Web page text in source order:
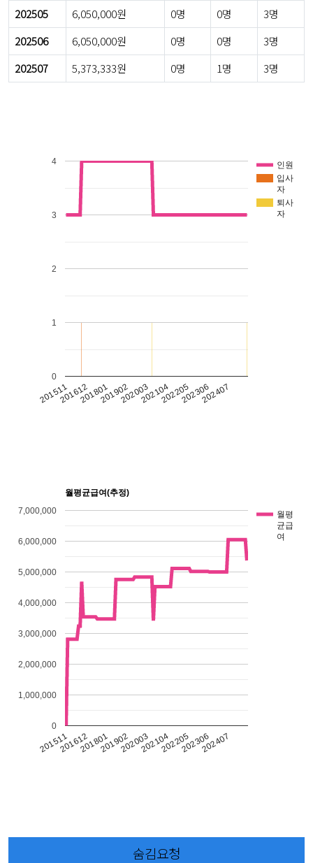
202505
6,050,000원 0명 0명
3명
202506
6,050,000원 0명 0명
3명
202507
5,373,333원 0명 1명 3명
인원
입사
자
퇴사
자
201511201612201801201902202003202104202205202306202407
0
1
2
3
4
월평균급여(추정)
월평
균급
여
201511201612201801201902202003202104202205202306202407
0
1,000,000
2,000,000
3,000,000
4,000,000
5,000,000
6,000,000
7,000,000
숨김요청